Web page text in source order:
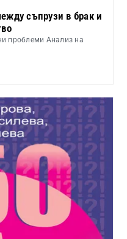
съпрузи в брак и
проблеми Анализ на